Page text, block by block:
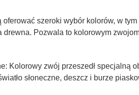
szeroki wybór kolorów, w
Pozwala to kolorowym
Kolorowy zwój przeszedł specjalną
słoneczne, deszcz i burze